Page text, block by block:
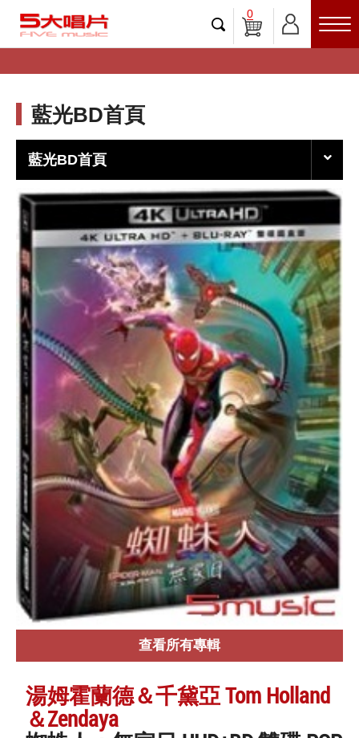
0
藍光BD首頁
藍光BD首頁
查看所有專輯
湯姆霍蘭德＆千黛亞 Tom Holland
＆Zendaya